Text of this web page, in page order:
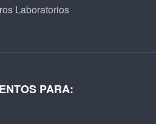
Laboratorios
PARA: